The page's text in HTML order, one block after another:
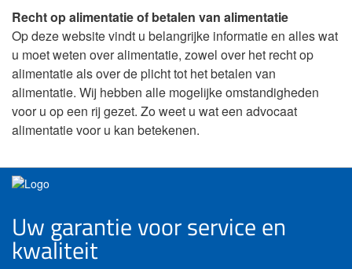
Recht op alimentatie of betalen van alimentatie
Op deze website vindt u belangrijke informatie en alles wat
u moet weten over alimentatie, zowel over het recht op
alimentatie als over de plicht tot het betalen van
alimentatie. Wij hebben alle mogelijke omstandigheden
voor u op een rij gezet. Zo weet u wat een advocaat
alimentatie voor u kan betekenen.
Uw garantie voor service en
kwaliteit